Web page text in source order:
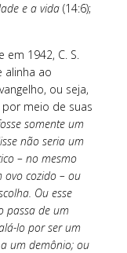
e a vida(14:6);
em 1942, C. S.
alinha ao
ou seja,
por meio de suas
somente um
não seria um
– no mesmo
ovo cozido – ou
Ou esse
passa de um
lo por ser um
um demônio; ou